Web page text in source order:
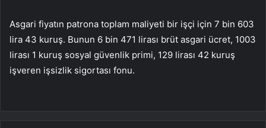
Asgari fiyatın patrona toplam maliyeti bir işçi için 7 bin 603
lira 43 kuruş. Bunun 6 bin 471 lirası brüt asgari ücret, 1003
lirası 1 kuruş sosyal güvenlik primi, 129 lirası 42 kuruş
işveren işsizlik sigortası fonu.